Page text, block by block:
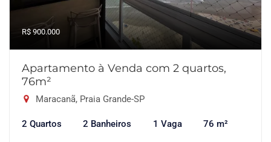
R$ 900.000
Apartamento à Venda com 2 quartos,
76m²
Maracanã, Praia Grande-SP
2 Quartos 2 Banheiros 1 Vaga 76 m²